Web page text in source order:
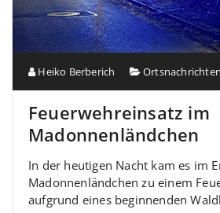
Heiko Berberich Ortsnachrichten
Feuerwehreinsatz im
Madonnenländchen
In der heutigen Nacht kam es im
Madonnenländchen zu einem
aufgrund eines beginnenden